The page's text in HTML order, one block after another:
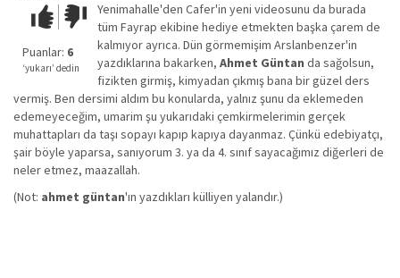
Çok iyi!O
kadar
iyi
değil!
Puanlar: 6
‘yukarı’ dedin
Yenimahalle'den Cafer'in yeni videosunu da burada
tüm Fayrap ekibine hediye etmekten başka çarem de
kalmıyor ayrıca. Dün görmemişim Arslanbenzer'in
yazdıklarına bakarken, Ahmet Güntan da sağolsun,
fizikten girmiş, kimyadan çıkmış bana bir güzel ders
vermiş. Ben dersimi aldım bu konularda, yalnız şunu da eklemeden
edemeyeceğim, umarim şu yukarıdaki çemkirmelerimin gerçek
muhattapları da taşı sopayı kapıp kapıya dayanmaz. Çünkü edebiyatçı,
şair böyle yaparsa, sanıyorum 3. ya da 4. sınıf sayacağımız diğerleri de
neler etmez, maazallah.
(Not: ahmet güntan'ın yazdıkları külliyen yalandır.)